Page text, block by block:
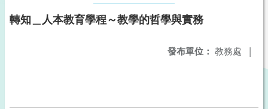
轉知＿人本教育學程～教學的哲學與實務
發布單位： 教務處 |